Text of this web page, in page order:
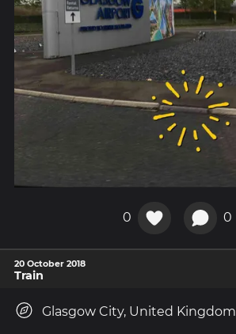
0 0
20 October 2018
Train
Glasgow City, United Kingdom